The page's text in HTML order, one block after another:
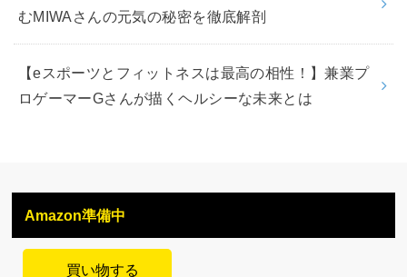
むMIWAさんの元気の秘密を徹底解剖
【eスポーツとフィットネスは最高の相性！】兼業プ
ロゲーマーGさんが描くヘルシーな未来とは
Amazon準備中
買い物する